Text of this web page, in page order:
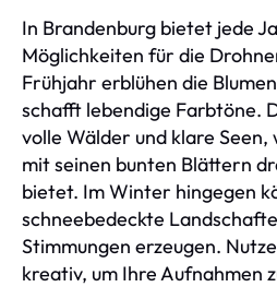
In Brandenburg bietet jede
Möglichkeiten für die
Frühjahr erblühen die
schafft lebendige Farbtöne.
volle Wälder und klare
mit seinen bunten Blättern
bietet. Im Winter hingegen
schneebedeckte
Stimmungen erzeugen.
kreativ, um Ihre Aufnahmen